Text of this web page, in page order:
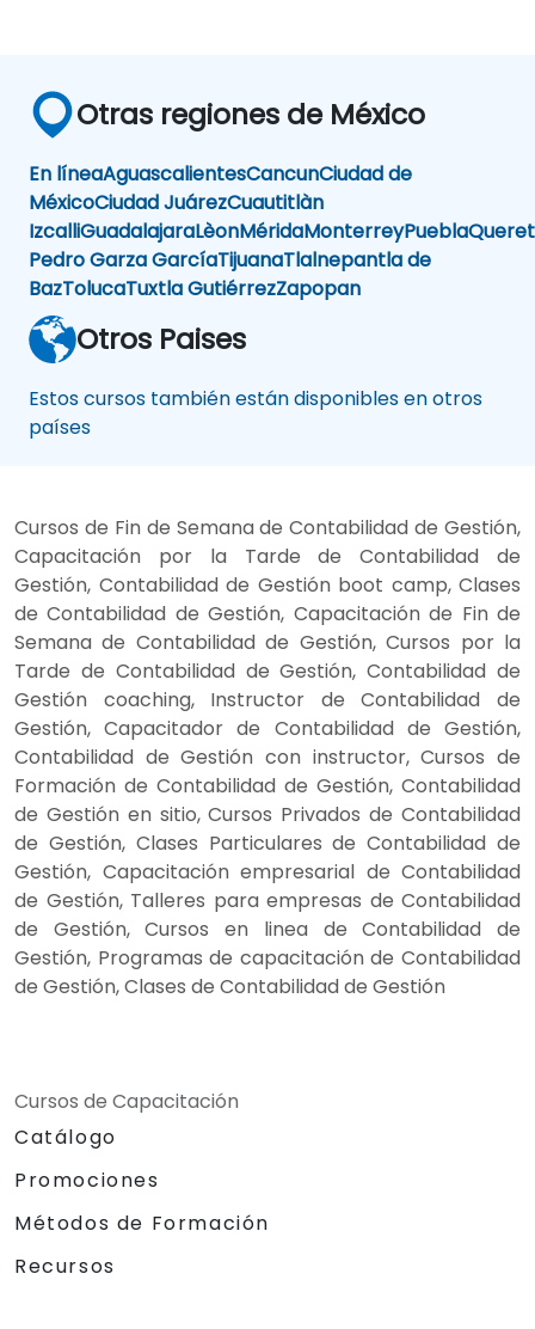
Otras regiones de México
En líneaAguascalientesCancunCiudad de
MéxicoCiudad JuárezCuautitlàn
IzcalliGuadalajaraLèonMéridaMonterreyPuebla
Pedro Garza GarcíaTijuanaTlalnepantla de
BazTolucaTuxtla GutiérrezZapopan
Otros Paises
Estos cursos también están disponibles en otros
países
Cursos de Fin de Semana de Contabilidad de Gestión,
Capacitación por la Tarde de Contabilidad de
Gestión, Contabilidad de Gestión boot camp, Clases
de Contabilidad de Gestión, Capacitación de Fin de
Semana de Contabilidad de Gestión, Cursos por la
Tarde de Contabilidad de Gestión, Contabilidad de
Gestión coaching, Instructor de Contabilidad de
Gestión, Capacitador de Contabilidad de Gestión,
Contabilidad de Gestión con instructor, Cursos de
Formación de Contabilidad de Gestión, Contabilidad
de Gestión en sitio, Cursos Privados de Contabilidad
de Gestión, Clases Particulares de Contabilidad de
Gestión, Capacitación empresarial de Contabilidad
de Gestión, Talleres para empresas de Contabilidad
de Gestión, Cursos en linea de Contabilidad de
Gestión, Programas de capacitación de Contabilidad
de Gestión, Clases de Contabilidad de Gestión
Cursos de Capacitación
Catálogo
Promociones
Métodos de Formación
Recursos